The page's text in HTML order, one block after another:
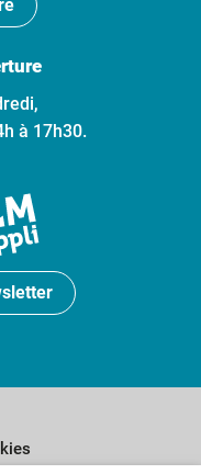
à 17h30.